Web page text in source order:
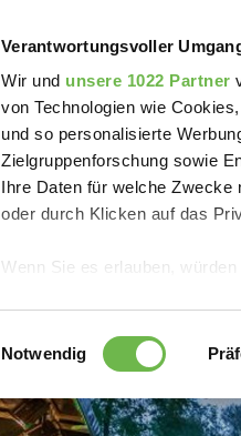
Verantwortungsvoller
Wir und unsere 1022 Partner
von Technologien wie
und so personalisierte
Zielgruppenforschung sowie
Ihre Daten für welche Zwecke
oder durch Klicken auf das
Wenn Sie es erlauben, würden
Ihr Gerät durch aktives
Präferenzen imAbschnitt
Einwilligungsauswahl
Notwendig